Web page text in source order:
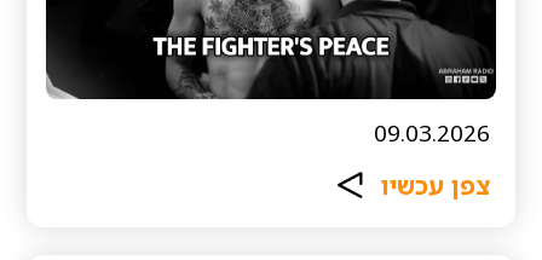
09.03.2026
צפן עכשיו